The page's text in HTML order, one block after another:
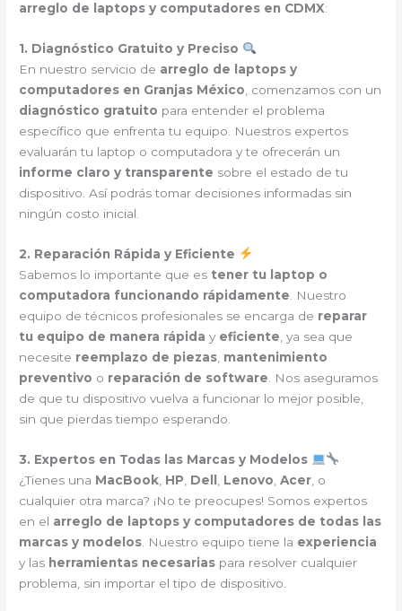
arreglo de laptops y computadores en CDMX:
1. Diagnóstico Gratuito y Preciso
En nuestro servicio de arreglo de laptops y
computadores en Granjas México , comenzamos con un
diagnóstico gratuito para entender el problema
específico que enfrenta tu equipo. Nuestros expertos
evaluarán tu laptop o computadora y te ofrecerán un
informe claro y transparente sobre el estado de tu
dispositivo. Así podrás tomar decisiones informadas sin
ningún costo inicial.
2. Reparación Rápida y Eficiente
Sabemos lo importante que es tener tu laptop o
computadora funcionando rápidamente . Nuestro
equipo de técnicos profesionales se encarga de reparar
tu equipo de manera rápida y eficiente , ya sea que
necesite reemplazo de piezas mantenimiento
preventivo o reparación de software . Nos aseguramos
de que tu dispositivo vuelva a funcionar lo mejor posible,
sin que pierdas tiempo esperando.
3. Expertos en Todas las Marcas y Modelos
¿Tienes una MacBook HP Dell Lenovo ,Acer , o
cualquier otra marca? ¡No te preocupes! Somos expertos
en el arreglo de laptops y computadores de todas las
marcas y modelos . Nuestro equipo tiene la experiencia
y las herramientas necesarias para resolver cualquier
problema, sin importar el tipo de dispositivo.